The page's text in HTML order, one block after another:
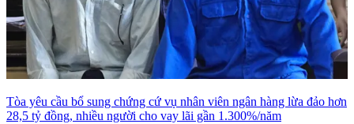
Tòa yêu cầu bổ sung chứng cứ vụ nhân viên ngân hàng lừa đảo hơn
28,5 tỷ đồng, nhiều người cho vay lãi gần 1.300%/năm